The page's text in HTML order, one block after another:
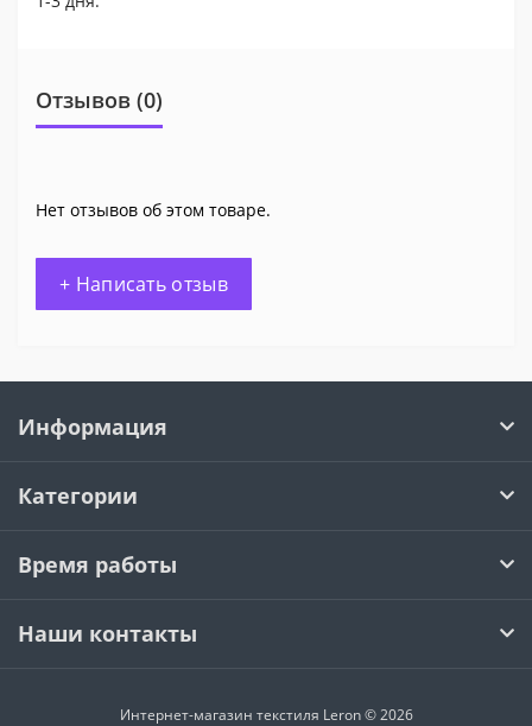
Отзывов (0)
Нет отзывов об этом товаре.
+ Написать отзыв
Информация
Категории
Время работы
Наши контакты
Интернет-магазин текстиля Leron © 2026